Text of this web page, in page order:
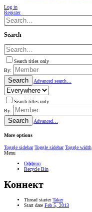
Log in
Register
Search
Search titles only
By:
Search Advanced search…
Search titles only
By:
Search Advanced…
More options
Toggle sidebar Toggle sidebar Toggle width
Menu
Оффтоп
Recycle Bin
Коннект
Thread starter Taker
Start date Feb 5, 2013